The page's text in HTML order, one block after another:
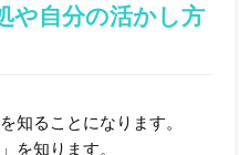
や自分の活かし方
知ることになります。
を知ります。